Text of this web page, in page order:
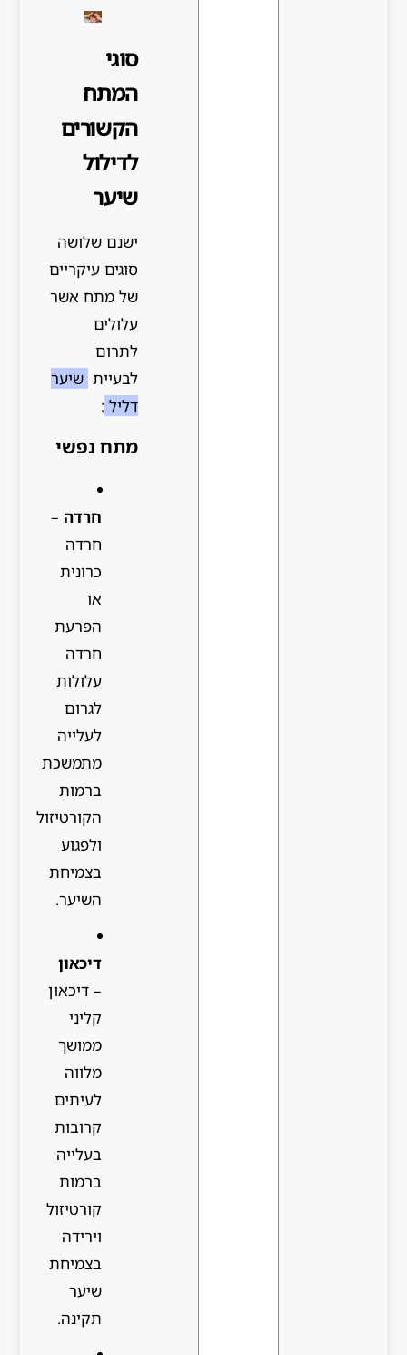
סוגי
המתח
הקשורים
לדילול
שיער
ישנם שלושה
סוגים עיקריים
של מתח אשר
עלולים
לתרום
לבעיית שיער
דליל :
מתח נפשי
חרדה –
חרדה
כרונית
או
הפרעת
חרדה
עלולות
לגרום
לעלייה
מתמשכת
ברמות
הקורטיזול
ולפגוע
בצמיחת
השיער.
דיכאון
– דיכאון
קליני
ממושך
מלווה
לעיתים
קרובות
בעלייה
ברמות
קורטיזול
וירידה
בצמיחת
שיער
תקינה.